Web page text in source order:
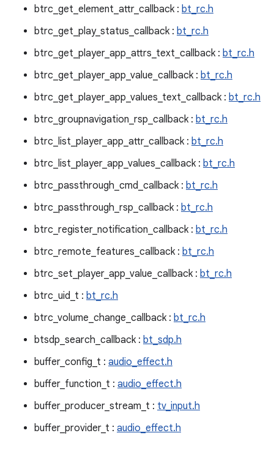
btrc_get_element_attr_callback : bt_rc.h
btrc_get_play_status_callback : bt_rc.h
btrc_get_player_app_attrs_text_callback : bt_rc.h
btrc_get_player_app_value_callback : bt_rc.h
btrc_get_player_app_values_text_callback : bt_rc.h
btrc_groupnavigation_rsp_callback : bt_rc.h
btrc_list_player_app_attr_callback : bt_rc.h
btrc_list_player_app_values_callback : bt_rc.h
btrc_passthrough_cmd_callback : bt_rc.h
btrc_passthrough_rsp_callback : bt_rc.h
btrc_register_notification_callback : bt_rc.h
btrc_remote_features_callback : bt_rc.h
btrc_set_player_app_value_callback : bt_rc.h
btrc_uid_t : bt_rc.h
btrc_volume_change_callback : bt_rc.h
btsdp_search_callback : bt_sdp.h
buffer_config_t : audio_effect.h
buffer_function_t : audio_effect.h
buffer_producer_stream_t : tv_input.h
buffer_provider_t : audio_effect.h